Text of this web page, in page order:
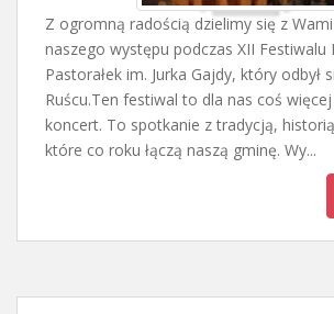
Z ogromną radością dzielimy się z
naszego występu podczas XII Festiwalu
Pastorałek im. Jurka Gajdy, który odbył
Ruścu.Ten festiwal to dla nas coś
koncert. To spotkanie z tradycją,
które co roku łączą naszą gminę. Wy...